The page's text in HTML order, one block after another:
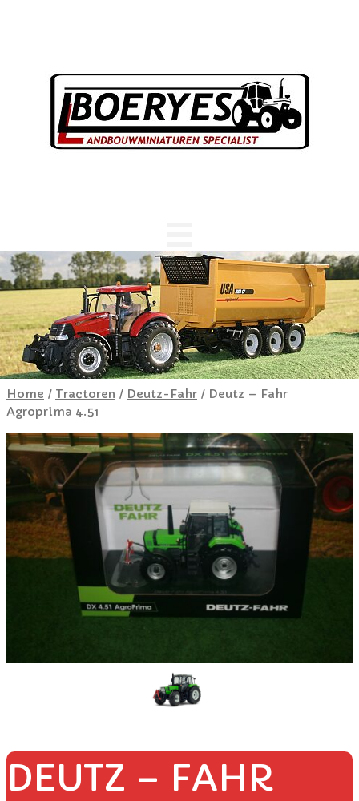
Home / Tractoren / Deutz-Fahr / Deutz – Fahr
Agroprima 4.51
DEUTZ – FAHR